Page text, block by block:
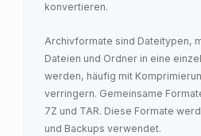
konvertieren.
Archivformate sind Dateitypen,
Dateien und Ordner in eine
werden, häufig mit
verringern. Gemeinsame
7Z und TAR. Diese Formate
und Backups verwendet.